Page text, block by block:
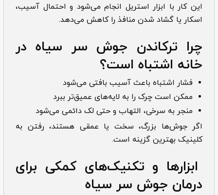
این کار با ابزار استریل انجام می‌شود و احتمال آسیب،
اسکار یا گشاد شدن منافذ را کاهش می‌دهد.
چرا ترکاندن جوش سر سیاه در
خانه اشتباه است؟
فشار اشتباه باعث آسیب بافتی می‌شود
ممکن است چرک را به لایه‌های عمیق‌تر ببرد
منجر به سرخی، التهاب و حتی لک دائمی می‌شود
اگر جوش‌ها بزرگ، سخت یا عمقی هستند، رفتن به
کلینیک بهترین گزینه است.
ابزارها و تکنیک‌های کمکی برای
درمان جوش سر سیاه